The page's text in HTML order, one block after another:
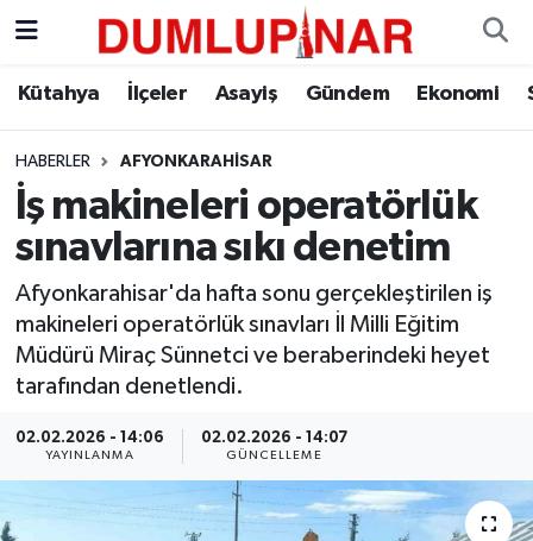
Kütahya İlçeler Asayiş Gündem Ekonomi
HABERLER AFYONKARAHISAR
İş makineleri operatörlük
sınavlarına sıkı denetim
Afyonkarahisar'da hafta sonu gerçekleştirilen iş
makineleri operatörlük sınavları İl Milli Eğitim
Müdürü Miraç Sünnetci ve beraberindeki heyet
tarafından denetlendi.
02.02.2026 - 14:06
YAYINLANMA
02.02.2026 - 14:07
GÜNCELLEME
Asayiş
Diğer
Dünya
Ekonomi
Eleman
Emlak
Gündem
Kütahya Hava Durumu
Kütahya Trafik Yoğunluk Haritası
Süper Lig Puan Durumu ve Fikstür
Son Dakika Haberleri
Haber Arşivi